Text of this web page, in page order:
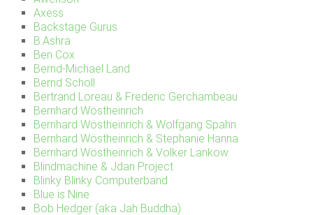
Axess
Backstage Gurus
B.Ashra
Ben Cox
Bernd-Michael Land
Bernd Scholl
Bertrand Loreau & Frederic Gerchambeau
Bernhard Wöstheinrich
Bernhard Wöstheinrich & Wolfgang Spahn
Bernhard Wöstheinrich & Stephanie Hanna
Bernhard Wöstheinrich & Volker Lankow
Blindmachine & Jdan Project
Blinky Blinky Computerband
Blue is Nine
Bob Hedger (aka Jah Buddha)